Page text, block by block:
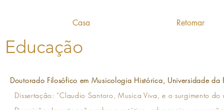
Casa Retomar
Educação
​Doutorado Filosófico em Musicologia Histórica, Universidade
Dissertação: “Claudio Santoro, Musica Viva, e o surgimento do